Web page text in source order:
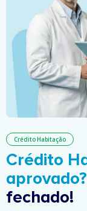
Crédito Habitação
Crédito
aprovado?
fechado!